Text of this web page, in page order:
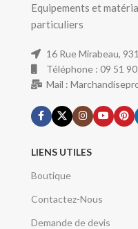
Equipements et
particuliers
16 Rue Mirabeau,
Téléphone : 09 51
Mail :
LIENS UTILES
Boutique
Contactez-Nous
Demande de devis